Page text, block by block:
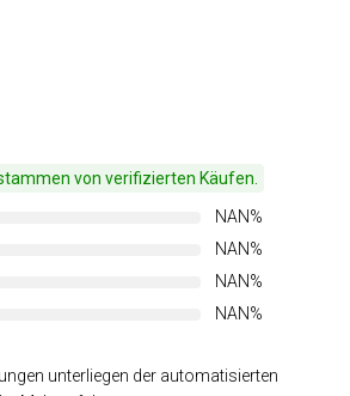
von verifizierten Käufen.
NAN%
NAN%
NAN%
NAN%
unterliegen der automatisierten